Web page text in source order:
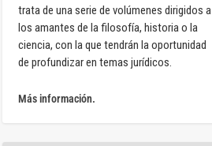
trata de una serie de volúmenes dirigidos a
los amantes de la filosofía, historia o la
ciencia, con la que tendrán la oportunidad
de profundizar en temas jurídicos.
Más información.